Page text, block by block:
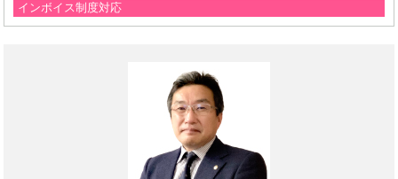
インボイス制度対応